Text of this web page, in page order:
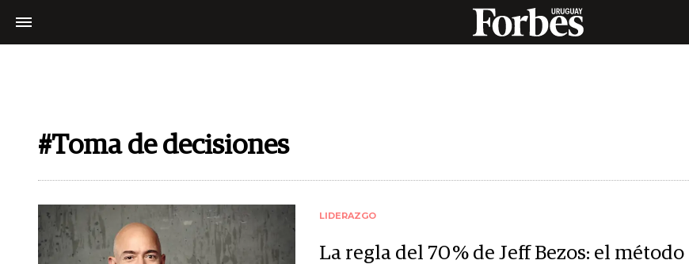
#Toma de decisiones
LIDERAZGO
La regla del 70 % de Jeff Bezos: el método